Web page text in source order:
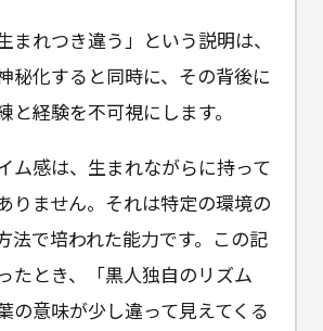
まれつき違う」という説明は、
秘化すると同時に、その背後に
と経験を不可視にします。
ム感は、生まれながらに持って
りません。それは特定の環境の
法で培われた能力です。この記
たとき、「黒人独自のリズム
の意味が少し違って見えてくる